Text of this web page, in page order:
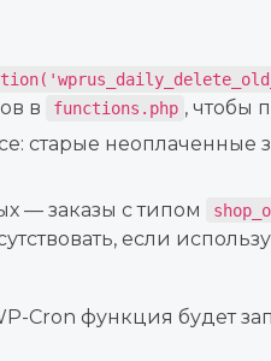
в
functions.php , чтобы
старые неоплаченные
— заказы с типом
если
Cron функция будет